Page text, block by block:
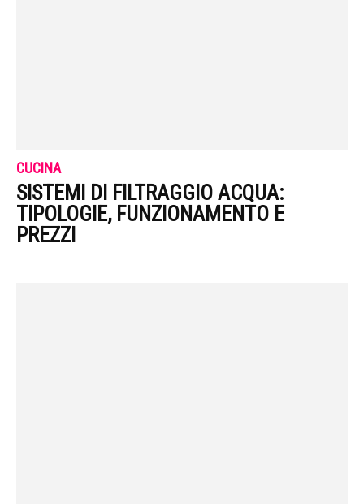
CUCINA
SISTEMI DI FILTRAGGIO ACQUA:
TIPOLOGIE, FUNZIONAMENTO E
PREZZI